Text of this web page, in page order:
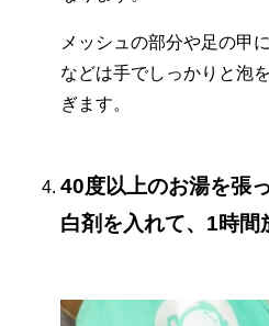
メッシュの部分や足の甲
などは手でしっかりと泡
ぎます。
40度以上のお湯を張
白剤を入れて、1時間